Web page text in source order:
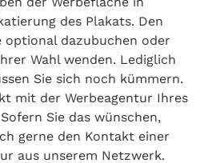
des Plakats. Den
optional dazubuchen oder
Wahl wenden. Lediglich
Sie sich noch kümmern.
mit der Werbeagentur Ihres
Sie das wünschen,
gerne den Kontakt einer
aus unserem Netzwerk.